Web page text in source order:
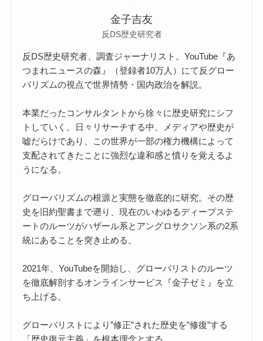
金子吉友
反DS歴史研究者
反DS歴史研究者、調査ジャーナリスト。YouTube『あ
つまれニュースの森』（登録者10万人）にて反グロー
バリズムの視点で世界情勢・国内政治を解説。
本業だったコンサルタントから徐々に歴史研究にシフ
トしていく。日々リサーチする中、メディアや歴史が
嘘だらけであり、この世界が一部の権力機構によって
支配されてきたことに強烈な違和感と憤りを覚えるよ
うになる。
グローバリズムの根源と実態を徹底的に研究。その歴
史を旧約聖書まで遡り、現在のいわゆるディープステ
ートのルーツがハザール系とアングロサクソン系の2系
統にあることを突き止める。
2021年、YouTubeを開始し、グローバリストのルーツ
を徹底解剖するオンラインサービス『金子ゼミ』を立
ち上げる。
グローバリストにより”修正”された歴史を”修復”する
「歴史復元主義」を根本理念とする。